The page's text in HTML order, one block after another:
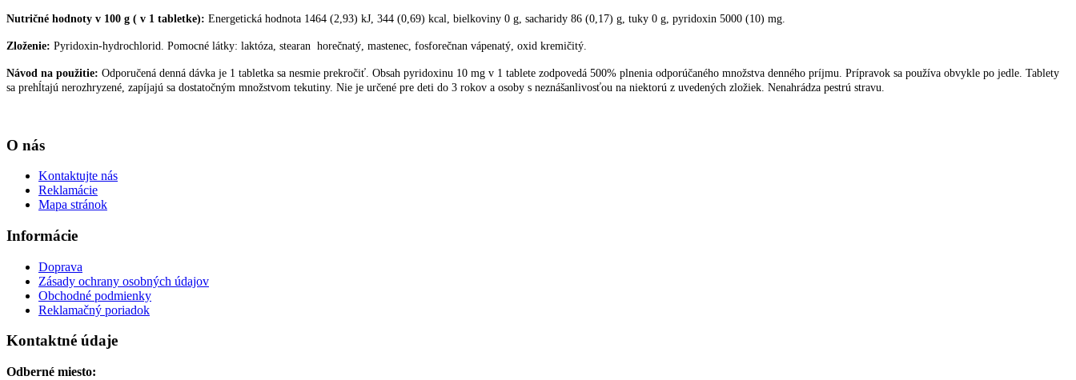
Nutričné hodnoty v 100 g ( v 1 tabletke): Energetická hodnota 1464 (2,93) kJ, 344 (0,69) kcal, bielkoviny 0 g, sacharidy 86 (0,17) g, tuky 0 g, pyridoxin 5000 (10) mg.
Zloženie: Pyridoxin-hydrochlorid. Pomocné látky: laktóza, stearan horečnatý, mastenec, fosforečnan vápenatý, oxid kremičitý.
Návod na použitie: Odporučená denná dávka je 1 tabletka sa nesmie prekročiť. Obsah pyridoxinu 10 mg v 1 tablete zodpovedá 500% plnenia odporúčaného množstva denného príjmu. Prípravok sa používa obvykle po jedle. Tablety
sa prehĺtajú nerozhryzené, zapíjajú sa dostatočným množstvom tekutiny. Nie je určené pre deti do 3 rokov a osoby s neznášanlivosťou na niektorú z uvedených zložiek. Nenahrádza pestrú stravu.
O nás
Kontaktujte nás
Reklamácie
Mapa stránok
Informácie
Doprava
Zásady ochrany osobných údajov
Obchodné podmienky
Reklamačný poriadok
Kontaktné údaje
Odberné miesto: